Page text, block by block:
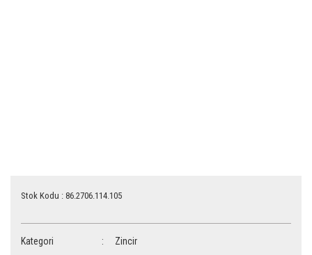
Stok Kodu : 86.2706.114.105
Kategori
Zincir